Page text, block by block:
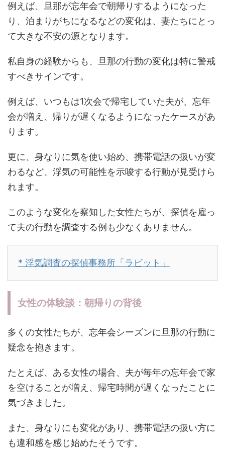
例えば、旦那が忘年会で朝帰りするようになった
り、泊まりがちになるなどの変化は、妻たちにとっ
て大きな不安の源となります。
私自身の経験からも、旦那の行動の変化は特に警戒
すべきサインです。
例えば、いつもは1次会で帰宅していた夫が、忘年
会が増え、帰りが遅くなるようになったケースがあ
ります。
更に、身なりに気を使い始め、携帯電話の扱いが変
わるなど、浮気の可能性を示唆する行動が見受けら
れます。
このような変化を察知した女性たちが、探偵を雇っ
て夫の行動を調査する例も少なくありません。
* 浮気調査の探偵事務所「ラビット」
女性の体験談：朝帰りの背後
多くの女性たちが、忘年会シーズンに旦那の行動に
疑念を抱きます。
たとえば、ある女性の場合、夫が毎年の忘年会で家
を空けることが増え、帰宅時間が遅くなったことに
気づきました。
また、身なりにも変化があり、携帯電話の扱い方に
も違和感を感じ始めたそうです。